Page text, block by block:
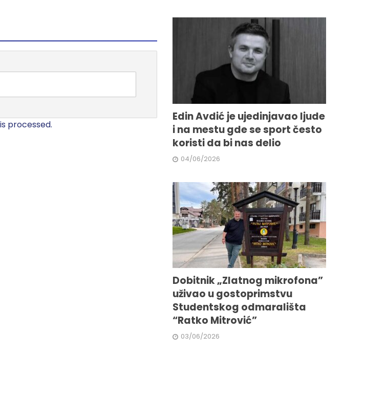
processed.
Edin Avdić je ujedinjavao ljude
i na mestu gde se sport često
koristi da bi nas delio
04/06/2026
Dobitnik „Zlatnog mikrofona”
uživao u gostoprimstvu
Studentskog odmarališta
“Ratko Mitrović”
03/06/2026